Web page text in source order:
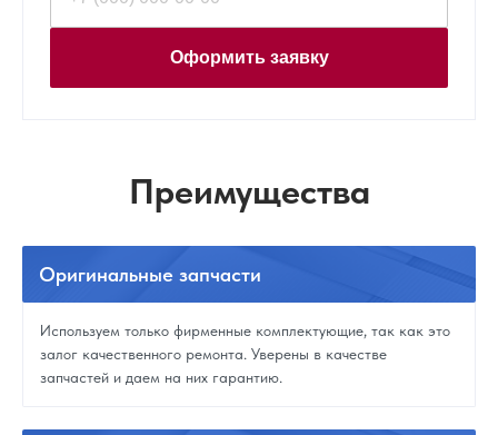
Оформить заявку
Преимущества
Оригинальные запчасти
Используем только фирменные комплектующие, так как это
залог качественного ремонта. Уверены в качестве
запчастей и даем на них гарантию.